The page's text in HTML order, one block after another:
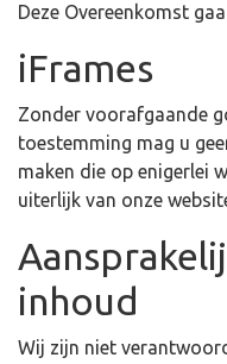
Deze Overeenkomst
iFrames
Zonder voorafgaande
toestemming mag u
maken die op enigerlei
uiterlijk van onze
inhoud
Wij zijn niet